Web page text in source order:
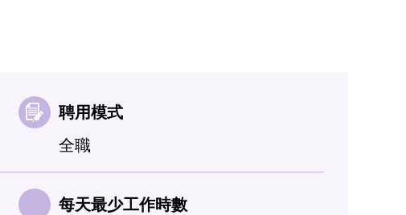
聘用模式
全職
每天最少工作時數